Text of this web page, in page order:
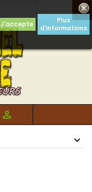

J'accepte
Plus
d'informations
